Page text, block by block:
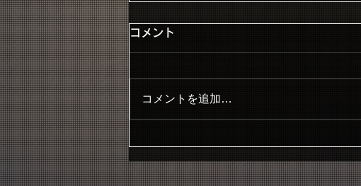
コメント
コメントを追加…